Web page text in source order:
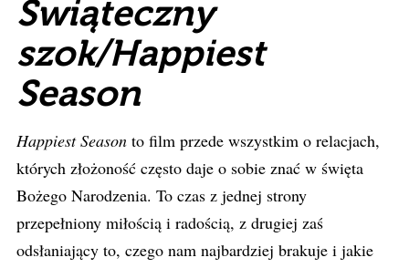
Świąteczny
szok/Happiest
Season
Happiest Season to film przede wszystkim o relacjach,
których złożoność często daje o sobie znać w święta
Bożego Narodzenia. To czas z jednej strony
przepełniony miłością i radością, z drugiej zaś
odsłaniający to, czego nam najbardziej brakuje i jakie